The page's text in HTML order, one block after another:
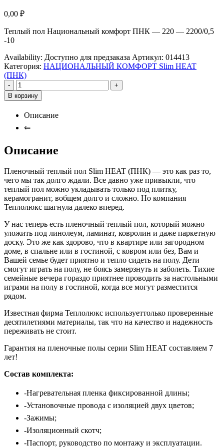
0,00 ₽
Теплый пол Национальный комфорт ПНК — 220 — 2200/0,5
-10
Availability: Доступно для предзаказа Артикул: 014413
Категория: НАЦИОНАЛЬНЫЙ КОМФОРТ Slim HEAT
(ПНК)
-
+
В корзину
Описание
⇐
Описание
Пленочный теплый пол Slim HEAT (ПНК) — это как раз то,
чего мы так долго ждали. Все давно уже привыкли, что
теплый пол можно укладывать только под плитку,
керамогранит, вобщем долго и сложно. Но компания
Теплолюкс шагнула далеко вперед.
У нас теперь есть пленочный теплый пол, который можно
уложить под линолеум, ламинат, ковролин и даже паркетную
доску. Это же как здорово, что в квартире или загородном
доме, в спальне или в гостиной, с ковром или без, Вам и
Вашей семье будет приятно и тепло сидеть на полу. Дети
смогут играть на полу, не боясь замерзнуть и заболеть. Тихие
семейные вечера гораздо приятнее проводить за настольными
играми на полу в гостиной, когда все могут разместится
рядом.
Известная фирма Теплолюкс используеттолько проверенные
десятилетиями материалы, так что на качество и надежность
переживать не стоит.
Гарантия на пленочные полы серии Slim HEAT составляем 7
лет!
Состав комплекта:
-Нагревательная пленка фиксированной длины;
-Установочные провода с изоляцией двух цветов;
-Зажимы;
-Изоляционный скотч;
-Паспорт, руководство по монтажу и эксплуатации.